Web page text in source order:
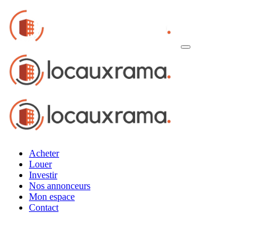
Acheter
Louer
Investir
Nos annonceurs
Mon espace
Contact